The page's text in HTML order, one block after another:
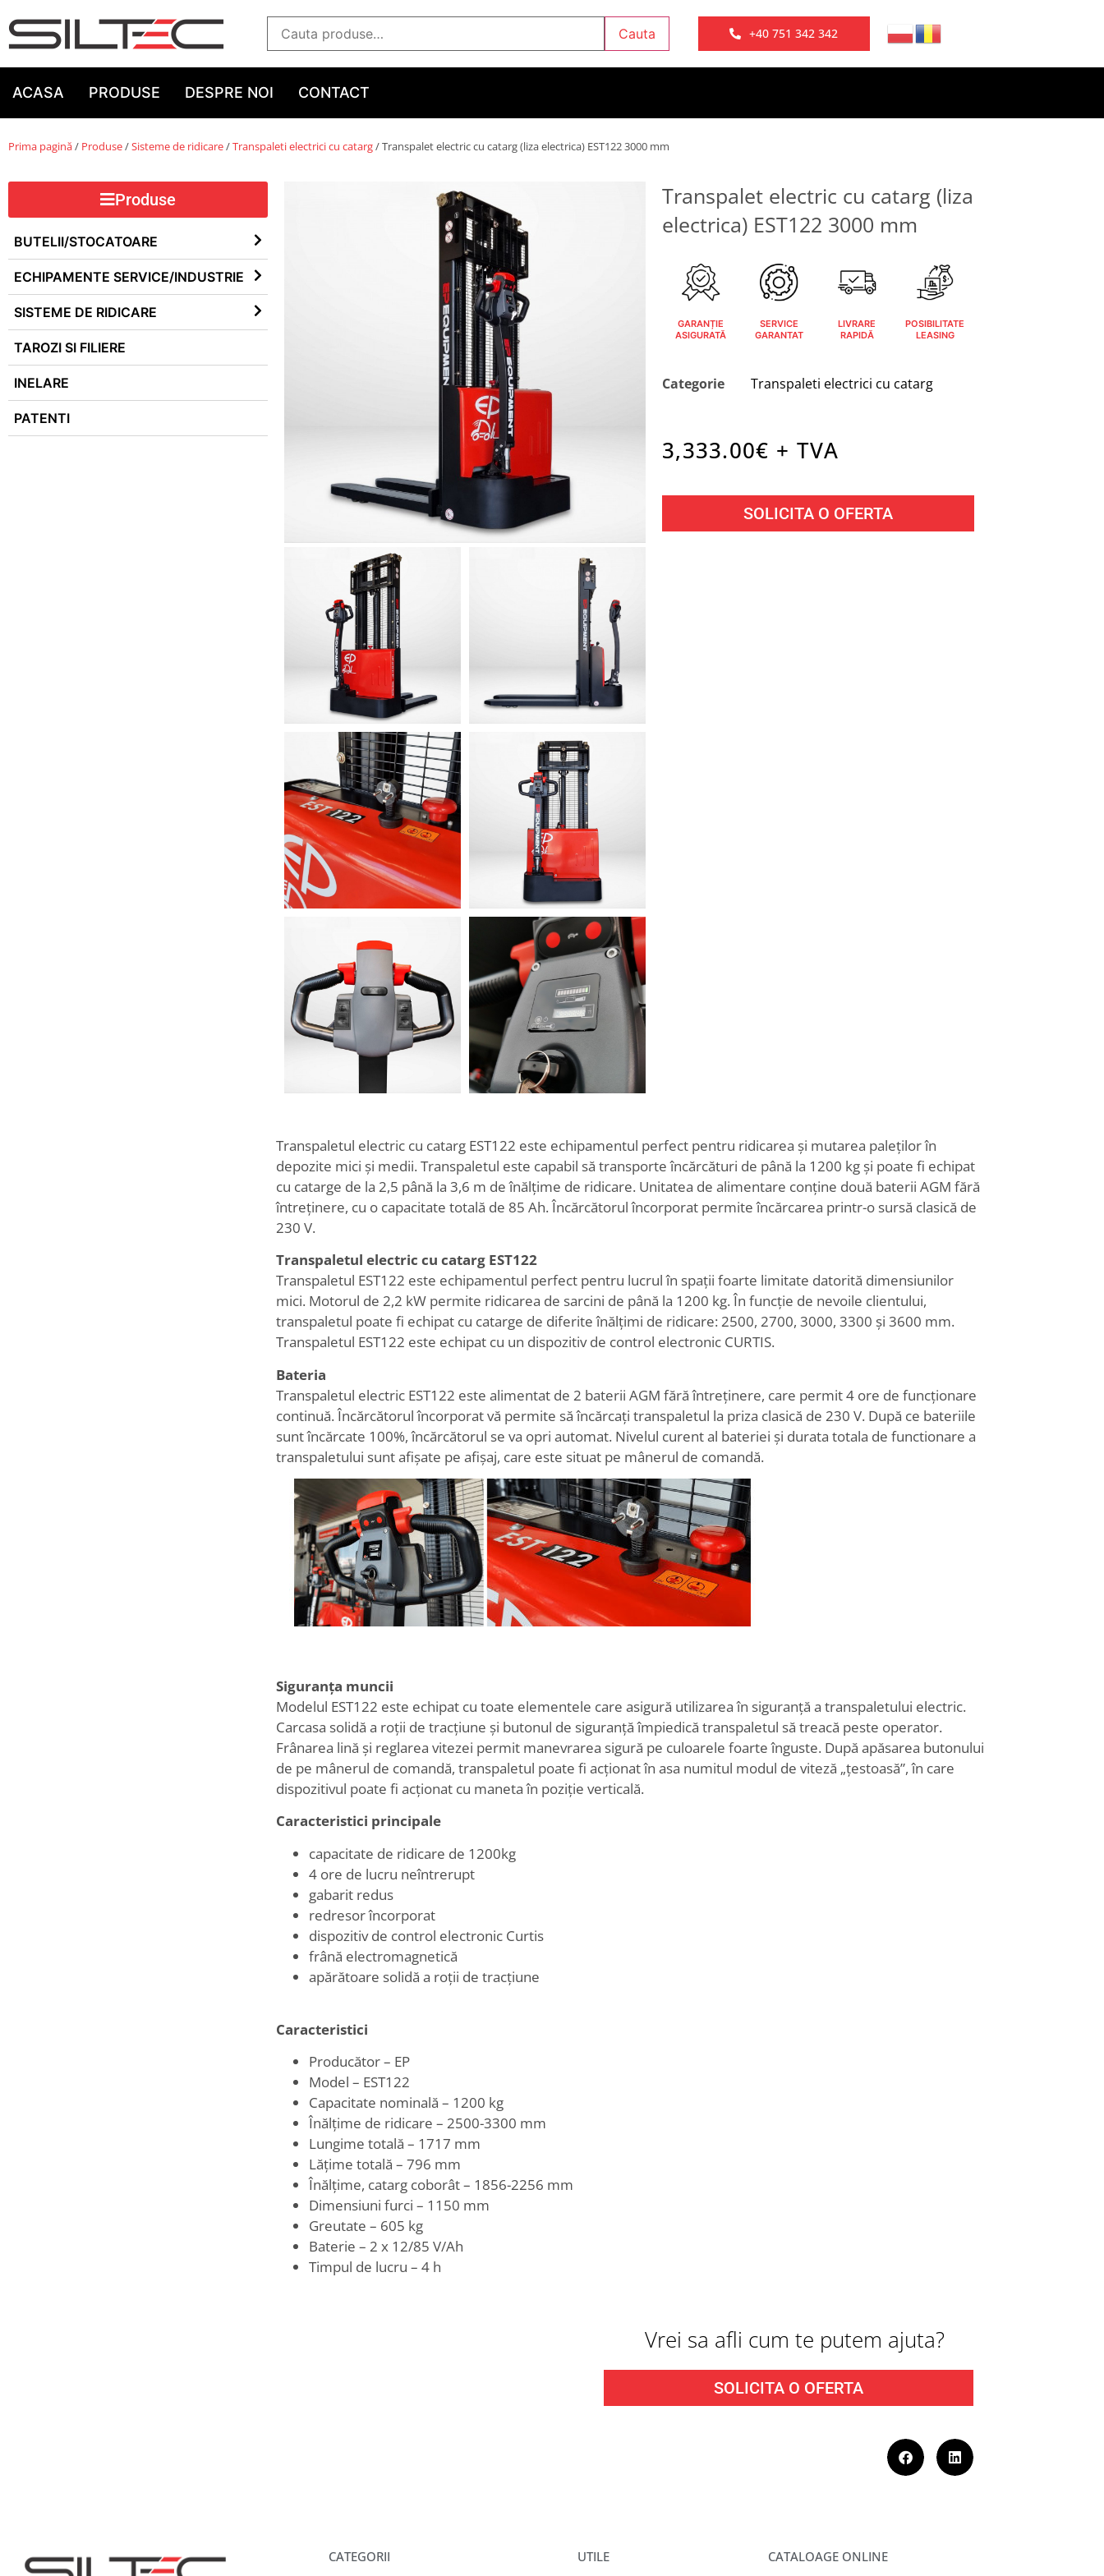
Cauta +40 751 342 342
ACASA PRODUSE DESPRE NOI CONTACT
Prima pagină/ Produse/Sisteme de ridicare/Transpaleti electrici cu catarg/ Transpalet electric cu catarg (liza electrica) EST122 3000 mm
Produse
BUTELII/STOCATOARE
ECHIPAMENTE SERVICE/INDUSTRIE
SISTEME DE RIDICARE
TAROZI SI FILIERE
INELARE
PATENTI
Transpalet electric cu catarg (liza
electrica) EST122 3000 mm
GARANȚIE
ASIGURATĂ
SERVICE
GARANTAT
LIVRARE
RAPIDĂ
POSIBILITATE
LEASING
Categorie Transpaleti electrici cu catarg
3,333.00€ + TVA
SOLICITA O OFERTA
Transpaletul electric cu catarg EST122 este echipamentul perfect pentru ridicarea și mutarea paleților în
depozite mici și medii. Transpaletul este capabil să transporte încărcături de până la 1200 kg și poate fi echipat
cu catarge de la 2,5 până la 3,6 m de înălțime de ridicare. Unitatea de alimentare conține două baterii AGM fără
întreținere, cu o capacitate totală de 85 Ah. Încărcătorul încorporat permite încărcarea printr-o sursă clasică de
230 V.
Transpaletul electric cu catarg EST122
Transpaletul EST122 este echipamentul perfect pentru lucrul în spații foarte limitate datorită dimensiunilor
mici. Motorul de 2,2 kW permite ridicarea de sarcini de până la 1200 kg. În funcție de nevoile clientului,
transpaletul poate fi echipat cu catarge de diferite înălțimi de ridicare: 2500, 2700, 3000, 3300 și 3600 mm.
Transpaletul EST122 este echipat cu un dispozitiv de control electronic CURTIS.
Bateria
Transpaletul electric EST122 este alimentat de 2 baterii AGM fără întreținere, care permit 4 ore de funcționare
continuă. Încărcătorul încorporat vă permite să încărcați transpaletul la priza clasică de 230 V. După ce bateriile
sunt încărcate 100%, încărcătorul se va opri automat. Nivelul curent al bateriei și durata totala de functionare a
transpaletului sunt afișate pe afișaj, care este situat pe mânerul de comandă.
Siguranța muncii
Modelul EST122 este echipat cu toate elementele care asigură utilizarea în siguranță a transpaletului electric.
Carcasa solidă a roții de tracțiune și butonul de siguranță împiedică transpaletul să treacă peste operator.
Frânarea lină și reglarea vitezei permit manevrarea sigură pe culoarele foarte înguste. După apăsarea butonului
de pe mânerul de comandă, transpaletul poate fi acționat în asa numitul modul de viteză „țestoasă”, în care
dispozitivul poate fi acționat cu maneta în poziție verticală.
Caracteristici principale
capacitate de ridicare de 1200kg
4 ore de lucru neîntrerupt
gabarit redus
redresor încorporat
dispozitiv de control electronic Curtis
frână electromagnetică
apărătoare solidă a roții de tracțiune
Caracteristici
Producător – EP
Model – EST122
Capacitate nominală – 1200 kg
Înălțime de ridicare – 2500-3300 mm
Lungime totală – 1717 mm
Lățime totală – 796 mm
Înălțime, catarg coborât – 1856-2256 mm
Dimensiuni furci – 1150 mm
Greutate – 605 kg
Baterie – 2 x 12/85 V/Ah
Timpul de lucru – 4 h
Vrei sa afli cum te putem ajuta?
SOLICITA O OFERTA
CATEGORII UTILE CATALOAGE ONLINE